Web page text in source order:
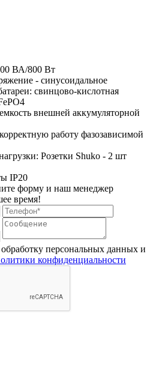
ВА/800 Вт
- синусоидальное
свинцово-кислотная
внешней аккумуляторной
работу фазозависимой
Розетки Shuko - 2 шт
IP20
форму и наш менеджер
время!
персональных данных и
конфиденциальности